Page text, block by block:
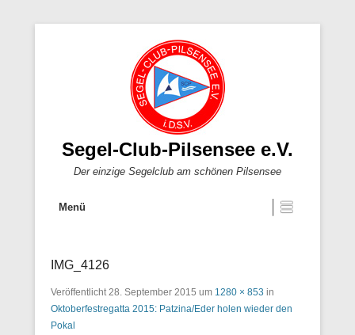
Segel-Club-Pilsensee e.V.
Der einzige Segelclub am schönen Pilsensee
Menü
IMG_4126
Veröffentlicht28. September 2015 um 1280 × 853 in
Oktoberfestregatta 2015: Patzina/Eder holen wieder den
Pokal